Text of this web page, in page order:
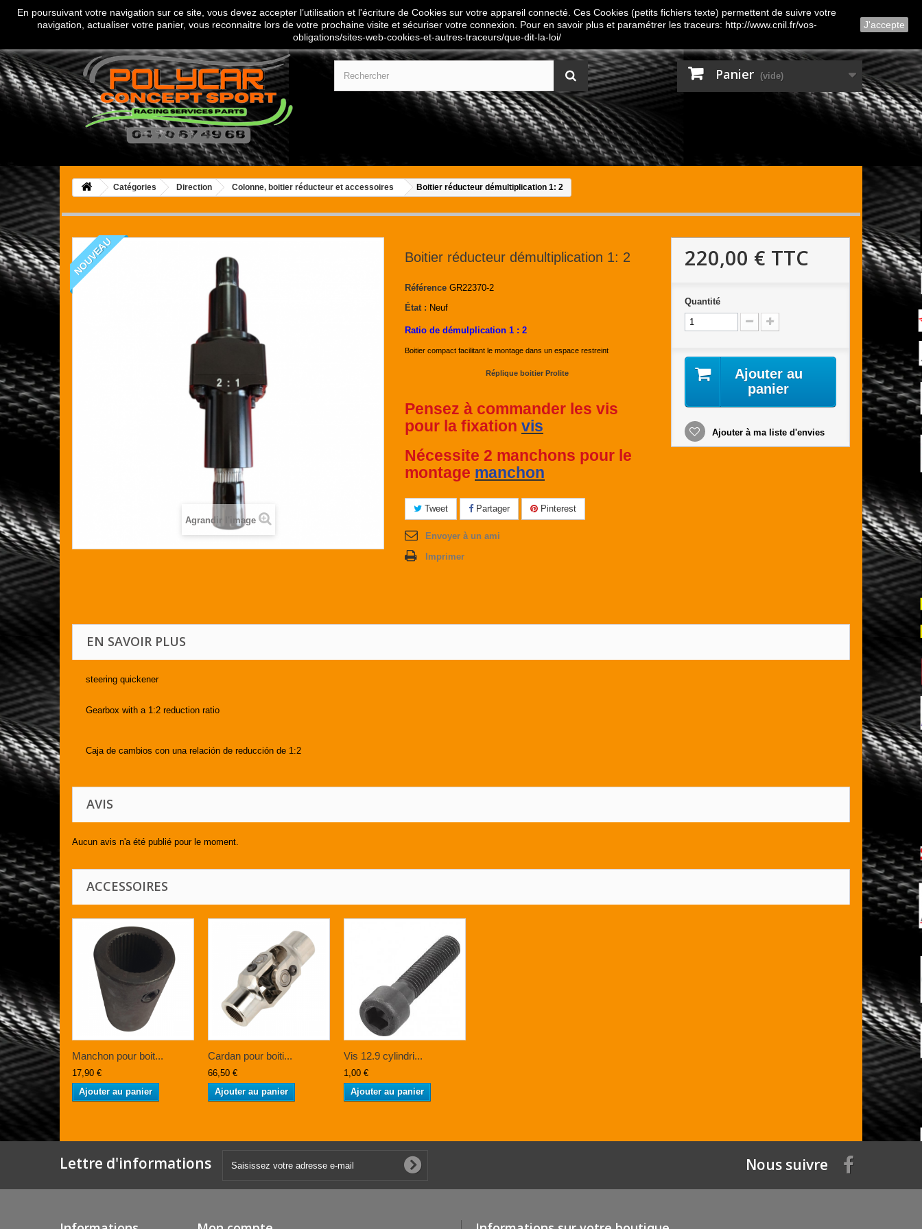
Connexion
Contactez-nous
Appelez-nous au :04 70 67 49 68
Panier (vide)
Catégories Direction Colonne, boitier réducteur et accessoires Boitier réducteur démultiplication 1: 2
NOUVEAU
Agrandir l'image
Boitier réducteur démultiplication 1: 2
Référence GR22370-2
État : Neuf
Ratio de démulplication 1 : 2
Boitier compact facilitant le montage dans un espace restreint
Réplique boitier Prolite
Pensez à commander les vis
pour la fixation vis
Nécessite 2 manchons pour le
montage manchon
Tweet Partager Pinterest
Envoyer à un ami
Imprimer
220,00 € TTC
Quantité
Ajouter au
panier
Ajouter à ma liste d'envies
EN SAVOIR PLUS
steering quickener
Gearbox with a 1:2 reduction ratio
Caja de cambios con una relación de reducción de 1:2
AVIS
Aucun avis n'a été publié pour le moment.
ACCESSOIRES
Manchon pour boit...
17,90 €
Ajouter au panier
Cardan pour boiti...
66,50 €
Ajouter au panier
Vis 12.9 cylindri...
1,00 €
Ajouter au panier
Lettre d'informations Nous suivre
En poursuivant votre navigation sur ce site, vous devez accepter l’utilisation et l'écriture de Cookies sur votre appareil connecté. Ces Cookies (petits fichiers texte) permettent de suivre votre
navigation, actualiser votre panier, vous reconnaitre lors de votre prochaine visite et sécuriser votre connexion. Pour en savoir plus et paramétrer les traceurs: http://www.cnil.fr/vos-
obligations/sites-web-cookies-et-autres-traceurs/que-dit-la-loi/
J'accepte